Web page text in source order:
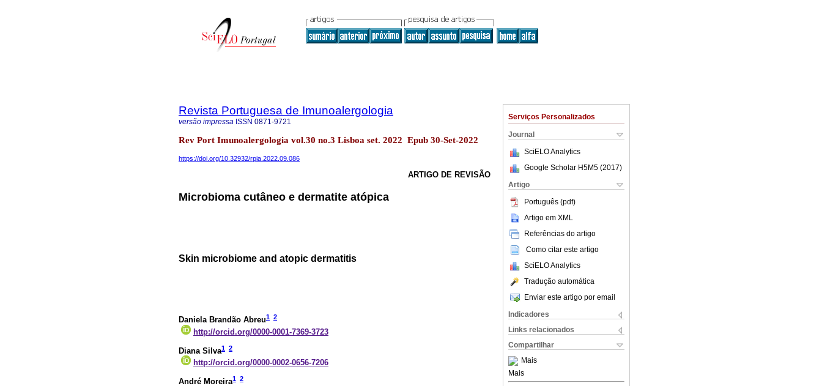
Serviços Personalizados
Journal
SciELO Analytics
Google Scholar H5M5 (2017)
Artigo
Português (pdf)
Artigo em XML
Referências do artigo
Como citar este artigo
SciELO Analytics
Tradução automática
Enviar este artigo por email
Indicadores
Links relacionados
Compartilhar
Mais
Mais
Revista Portuguesa de Imunoalergologia
versão impressa ISSN 0871-9721
Rev Port Imunoalergologia vol.30 no.3 Lisboa set. 2022 Epub 30-Set-2022
https://doi.org/10.32932/rpia.2022.09.086
ARTIGO DE REVISÃO
Microbioma cutâneo e dermatite atópica
Skin microbiome and atopic dermatitis
Daniela Brandão Abreu1 2
http://orcid.org/0000-0001-7369-3723
Diana Silva1 2
http://orcid.org/0000-0002-0656-7206
André Moreira1 2